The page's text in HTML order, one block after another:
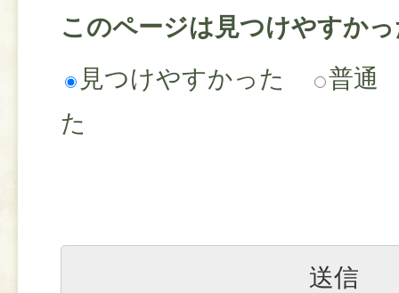
このページは見つけやすか
見つけやすかった
普通
た